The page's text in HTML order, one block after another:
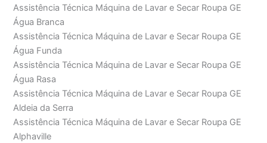
Assistência Técnica Máquina de Lavar e Secar Roupa GE
Água Branca
Assistência Técnica Máquina de Lavar e Secar Roupa GE
Água Funda
Assistência Técnica Máquina de Lavar e Secar Roupa GE
Água Rasa
Assistência Técnica Máquina de Lavar e Secar Roupa GE
Aldeia da Serra
Assistência Técnica Máquina de Lavar e Secar Roupa GE
Alphaville